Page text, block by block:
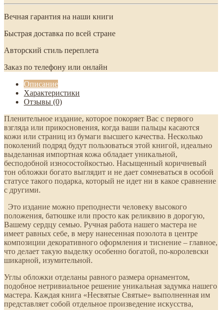
Вечная гарантия на наши книги
Быстрая доставка по всей стране
Авторский стиль переплета
Заказ по телефону или онлайн
Описание
Характеристики
Отзывы (0)
Пленительное издание, которое покоряет Вас с первого
взгляда или прикосновения, когда ваши пальцы касаются
кожи или страниц из бумаги высшего качества. Несколько
поколений подряд будут пользоваться этой книгой, идеально
выделанная импортная кожа обладает уникальной,
бесподобной износостойкостью. Насыщенный коричневый
тон обложки богато выглядит и не дает сомневаться в особой
статусе такого подарка, который не идет ни в какое сравнение
с другими.
Это издание можно преподнести человеку высокого
положения, батюшке или просто как реликвию в дорогую,
Вашему сердцу семью. Ручная работа нашего мастера не
имеет равных себе, в меру нанесенная позолота в центре
композиции декоративного оформления и тиснение – главное,
что делает такую выделку особенно богатой, по-королевски
шикарной, изумительной.
Углы обложки отделаны равного размера орнаментом,
подобное нетривиальное решение уникальная задумка нашего
мастера. Каждая книга «Несвятые Святые» выполненная им
представляет собой отдельное произведение искусства,